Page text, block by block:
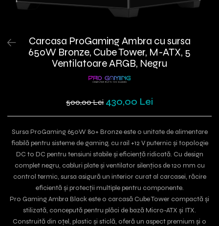
Carcasa ProGaming Ambra cu sursa
650W Bronze, Cube Tower, M-ATX, 5
Ventilatoare ARGB, Negru
500,00 Lei 430,00 Lei
Sursa ProGaming 650W 80+ Bronze este o unitate de alimentare
fiabilă pentru sisteme de gaming, cu rail +12 V puternic și topologie
DC to DC pentru tensiuni stabile și eficiență ridicată. Cu design
complet negru, cabluri plate și ventilator silențios de 120 mm cu
control termic, sursa asigură un interior curat al carcasei, răcire
eficientă și protecții multiple pentru componente.
Pro Gaming Ambra Black este o carcasă Cube Tower compactă și
stilizată, concepută pentru plăci de bază Micro-ATX și ITX.
Construită din oțel, plastic și sticlă, oferă un aspect premium și o